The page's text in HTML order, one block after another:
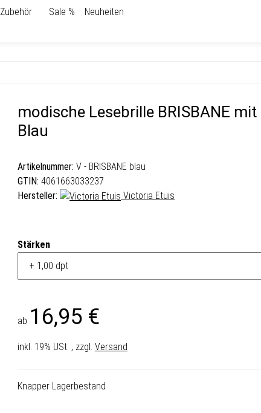
Zubehör Sale % Neuheiten
modische Lesebrille BRISBANE
Blau
Artikelnummer: V - BRISBANE blau
GTIN: 4061663033237
Hersteller:
Victoria Etuis
Stärken
ab 16,95 €
inkl. 19% USt. , zzgl. Versand
Knapper Lagerbestand